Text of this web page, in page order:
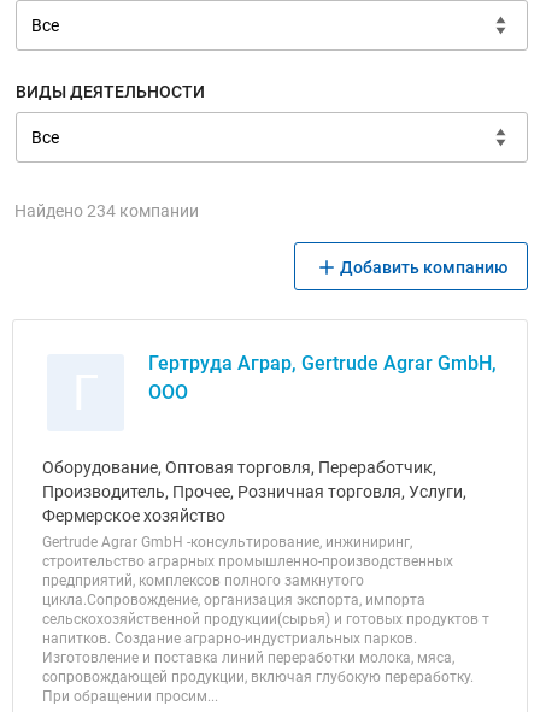
ВИДЫ ДЕЯТЕЛЬНОСТИ
Найдено 234 компании
Добавить компанию
Гертруда Аграр, Gertrude Agrar GmbH,
ООО
Оборудование, Оптовая торговля, Переработчик,
Производитель, Прочее, Розничная торговля, Услуги,
Фермерское хозяйство
Gertrude Agrar GmbH -консультирование, инжиниринг,
строительство аграрных промышленно-производственных
предприятий, комплексов полного замкнутого
цикла.Сопровождение, организация экспорта, импорта
сельскохозяйственной продукции(сырья) и готовых продуктов т
напитков. Создание аграрно-индустриальных парков.
Изготовление и поставка линий переработки молока, мяса,
сопровождающей продукции, включая глубокую переработку.
При обращении просим...